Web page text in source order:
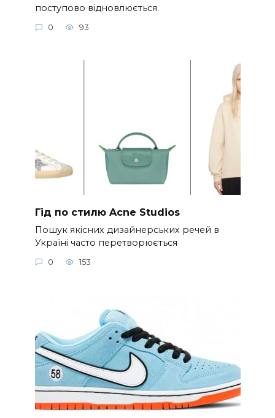
поступово відновлюється.
0 93
Гід по стилю Acne Studios
Пошук якісних дизайнерських речей в
Україні часто перетворюється
0 153